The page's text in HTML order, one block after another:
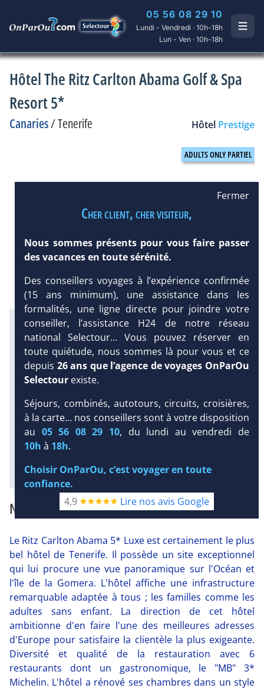
05 56 08 29 10
Lundi - Vendredi · 10h-18h
Lun - Ven · 10h-18h
Hôtel The Ritz Carlton Abama Golf & Spa
Resort 5*
Canaries/Tenerife Hôtel Prestige
DEVIS /
RÉSERVATION
Infos météo :
27 °C
1 mm
22 °C
Infos plages :
Dist.
Distance
450 m
Long. Longueur
110 m
471
Tx:42 % Tx : 39 %
Infos golfs :
dont le plus proche à 300 m de
l'hôtel
Diaporama
NOTRE AVIS
Le Ritz Carlton Abama 5* Luxe est certainement le plus
bel hôtel de Tenerife. Il possède un site exceptionnel
qui lui procure une vue panoramique sur l'Océan et
l'île de la Gomera. L'hôtel affiche une infrastructure
remarquable adaptée à tous ; les familles comme les
adultes sans enfant. La direction de cet hôtel
ambitionne d'en faire l'une des meilleures adresses
d'Europe pour satisfaire la clientèle la plus exigeante.
Diversité et qualité de la restauration avec 6
restaurants dont un gastronomique, le "MB" 3*
Michelin. L'hôtel a rénové ses chambres dans un style
Fermer
Cher client, cher visiteur,
Nous sommes présents pour vous faire passer
des vacances en toute sérénité.
Des conseillers voyages à l’expérience confirmée
(15 ans minimum), une assistance dans les
formalités, une ligne directe pour joindre votre
conseiller, l’assistance H24 de notre réseau
national Selectour... Vous pouvez réserver en
toute quiétude, nous sommes là pour vous et ce
depuis 26 ans que l’agence de voyages OnParOu
Selectour existe.
Séjours, combinés, autotours, circuits, croisières,
à la carte... nos conseillers sont à votre disposition
au 05 56 08 29 10, du lundi au vendredi de
10h à 18h.
Choisir OnParOu, c’est voyager en toute
confiance.
4,9
Lire nos avis Google